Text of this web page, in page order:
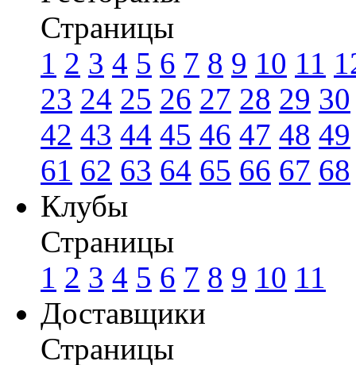
Страницы
1 2 3 4 5 6 7 8 9 10 11
23 24 25 26 27 28 29 30
42 43 44 45 46 47 48 49
61 62 63 64 65 66 67 68
Клубы
Страницы
1 2 3 4 5 6 7 8 9 10 11
Доставщики
Страницы